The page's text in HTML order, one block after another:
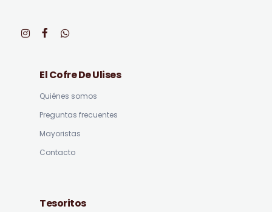
El Cofre De Ulises
Quiénes somos
Preguntas frecuentes
Mayoristas
Contacto
Tesoritos